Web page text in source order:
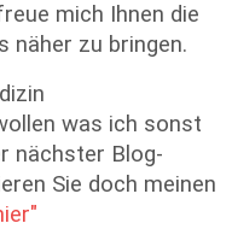
mich Ihnen die
näher zu bringen.
was ich sonst
nächster Blog-
Sie doch meinen